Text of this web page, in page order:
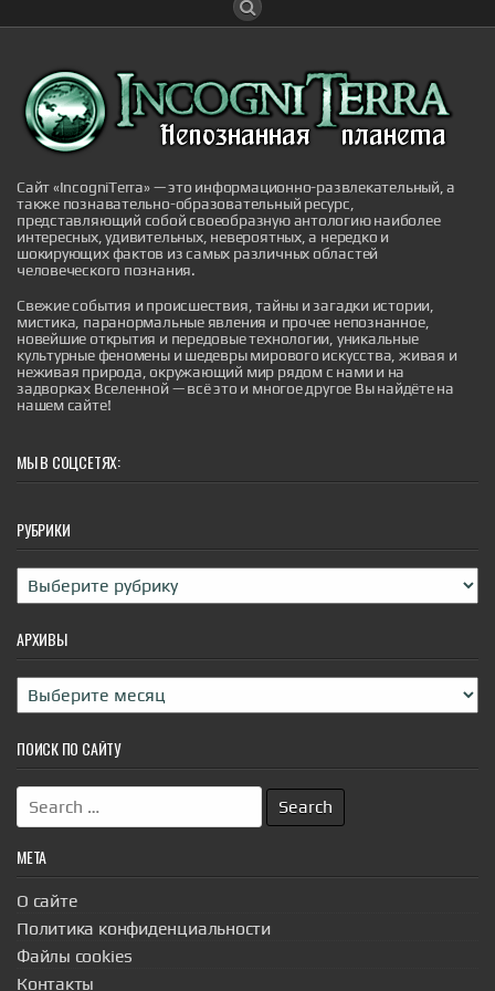
Дьявол на Лаксегаде: полтергейст,
В сентябре 1826 года скромный дом под номером
210 на улице Лаксегаде в центре Копенгагена стал
эпицентром событий, которые навсегда вошли в
датский фольклор и породили крылатое выражение,
живущее и по сей день. То, что началось как
обычный вечер в тихом районе датской столицы,
привлекших внимание всего го...
incogniterra.ru | 27th Jul 2026
Сайт «IncogniTerra» — это информационно-развлекательный, а
также познавательно-образовательный ресурс,
представляющий собой своеобразную антологию наиболее
интересных, удивительных, невероятных, а нередко и
шокирующих фактов из самых различных областей
человеческого познания.
Свежие события и происшествия, тайны и загадки истории,
мистика, паранормальные явления и прочее непознанное,
новейшие открытия и передовые технологии, уникальные
культурные феномены и шедевры мирового искусства, живая и
неживая природа, окружающий мир рядом с нами и на
задворках Вселенной — всё это и многое другое Вы найдёте на
нашем сайте!
МЫ В СОЦСЕТЯХ:
РУБРИКИ
Рубрики
АРХИВЫ
Архивы
ПОИСК ПО САЙТУ
Search
for:
МЕТА
О сайте
Политика конфиденциальности
Файлы cookies
Контакты